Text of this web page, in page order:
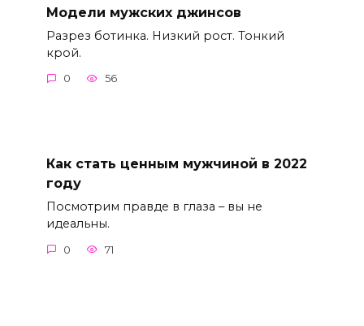
Модели мужских джинсов
Разрез ботинка. Низкий рост. Тонкий
крой.
0 56
Как стать ценным мужчиной в 2022
году
Посмотрим правде в глаза – вы не
идеальны.
0 71